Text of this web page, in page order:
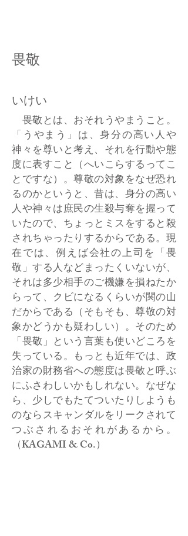
畏敬
いけい
畏敬とは、おそれうやまうこと。
「うやまう」は、身分の高い人や
神々を尊いと考え、それを行動や態
度に表すこと（へいこらするってこ
とですな）。尊敬の対象をなぜ恐れ
るのかというと、昔は、身分の高い
人や神々は庶民の生殺与奪を握って
いたので、ちょっとミスをすると殺
されちゃったりするからである。現
在では、例えば会社の上司を「畏
敬」する人などまったくいないが、
それは多少相手のご機嫌を損ねたか
らって、クビになるくらいが関の山
だからである（そもそも、尊敬の対
象かどうかも疑わしい）。そのため
「畏敬」という言葉も使いどころを
失っている。もっとも近年では、政
治家の財務省への態度は畏敬と呼ぶ
にふさわしいかもしれない。なぜな
ら、少しでもたてついたりしようも
のならスキャンダルをリークされて
つぶされるおそれがあるから。
（KAGAMI & Co.）